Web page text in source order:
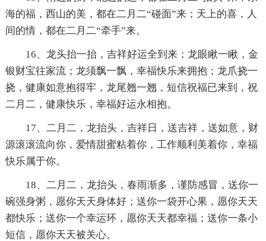
海的福，西山的美，都在二月二“碰面”来；天上的喜，人
间的情，都在二月二“牵手”来。
16、龙头抬一抬，吉祥好运全到来；龙眼瞅一瞅，金
银财宝往家流；龙须飘一飘，幸福快乐来拥抱；龙爪挠一
挠，健康如意抱得牢，龙尾翘一翘，短信祝福已来到，祝
二月二，健康快乐，幸福好运永相抱。
17、二月二，龙抬头，吉祥日，送吉祥，送如意，财
源滚滚流向你，爱情甜蜜粘着你，工作顺利美着你，幸福
快乐属于你。
18、二月二，龙抬头，春雨渐多，谨防感冒，送你一
碗强身粥，愿你天天身体好；送你一袋开心果，愿你天天
都快乐；送你一个幸运环，愿你天天都幸福；送你一条小
短信，愿你天天被关心。